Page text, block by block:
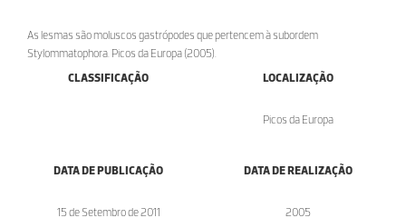
As lesmas são moluscos gastrópodes que pertencem à subordem
Stylommatophora. Picos da Europa (2005).
CLASSIFICAÇÃO
LOCALIZAÇÃO
Picos da Europa
DATA DE PUBLICAÇÃO
15 de Setembro de 2011
DATA DE REALIZAÇÃO
2005